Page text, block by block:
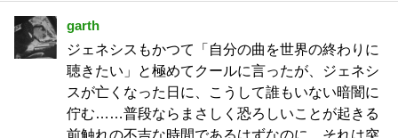
garth
ジェネシスもかつて「自分の曲を世界の終わりに
聴きたい」と極めてクールに言ったが、ジェネシ
スが亡くなった日に、こうして誰もいない暗闇に
佇む……普段ならまさしく恐ろしいことが起きる
前触れの不吉な時間であるはずなのに、それは突